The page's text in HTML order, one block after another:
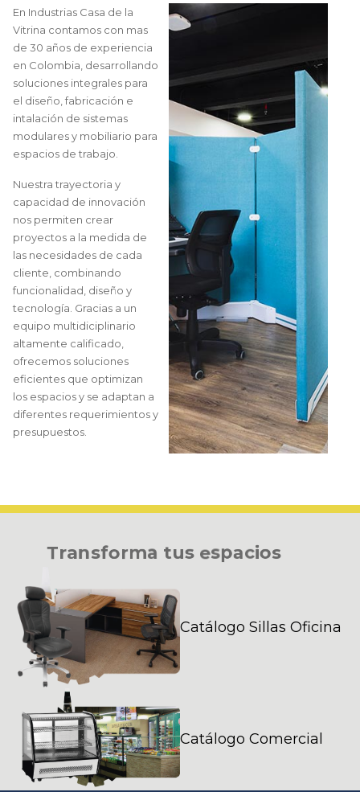
En Industrias Casa de la
Vitrina contamos con mas
de 30 años de experiencia
en Colombia, desarrollando
soluciones integrales para
el diseño, fabricación e
intalación de sistemas
modulares y mobiliario para
espacios de trabajo.
Nuestra trayectoria y
capacidad de innovación
nos permiten crear
proyectos a la medida de
las necesidades de cada
cliente, combinando
funcionalidad, diseño y
tecnología. Gracias a un
equipo multidiciplinario
altamente calificado,
ofrecemos soluciones
eficientes que optimizan
los espacios y se adaptan a
diferentes requerimientos y
presupuestos.
Transforma tus espacios
Catálogo Sillas Oficina
Catálogo Comercial